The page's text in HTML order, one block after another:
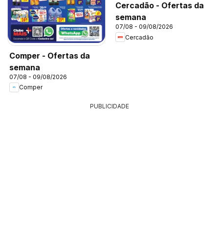
Comper - Ofertas da
semana
07/08 - 09/08/2026
Comper
Cercadão - Ofertas da
semana
07/08 - 09/08/2026
Cercadão
PUBLICIDADE